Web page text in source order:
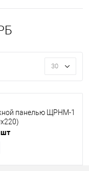
30
панелью ЩРНМ-1